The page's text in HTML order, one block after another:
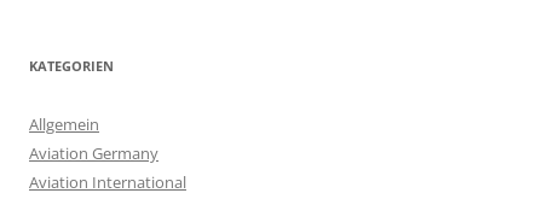
KATEGORIEN
Allgemein
Aviation Germany
Aviation International